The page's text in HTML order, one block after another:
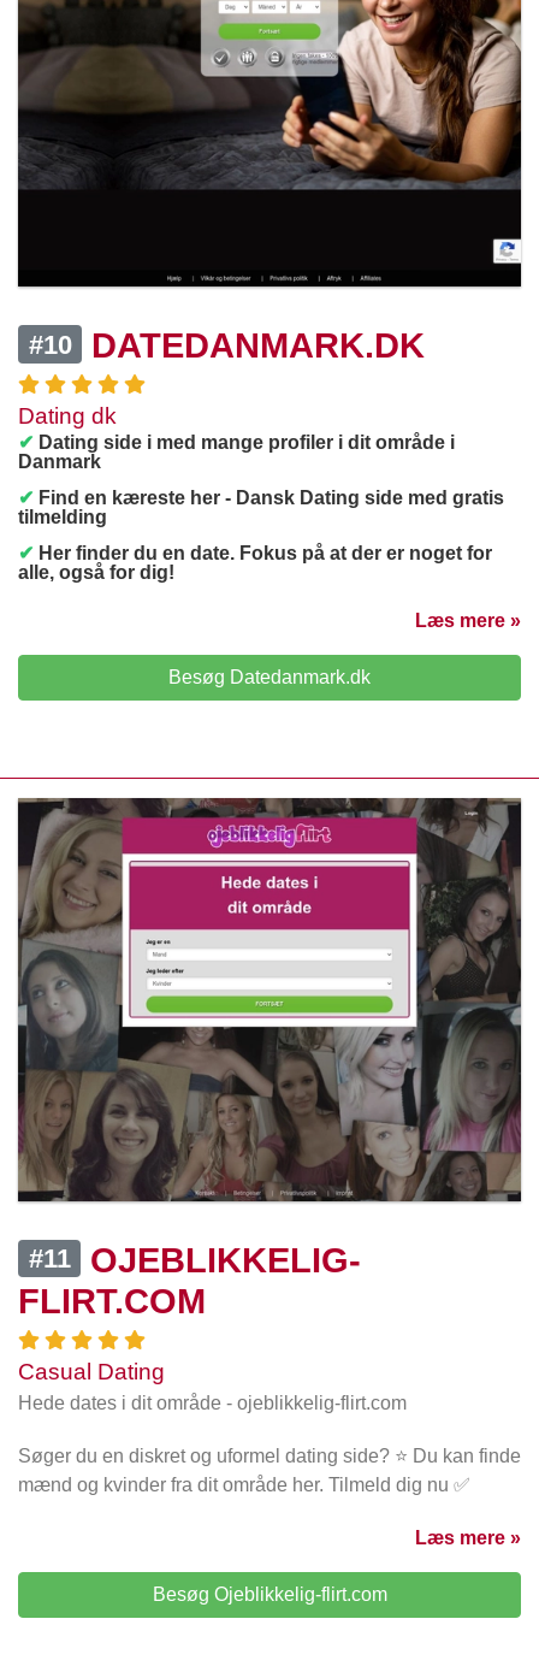
#10 DATEDANMARK.DK
Dating dk
✔ Dating side i med mange profiler i dit område i
Danmark
✔ Find en kæreste her - Dansk Dating side med gratis
tilmelding
✔ Her finder du en date. Fokus på at der er noget for
alle, også for dig!
Læs mere »
Besøg Datedanmark.dk
#11
OJEBLIKKELIG-
FLIRT.COM
Casual Dating
Hede dates i dit område - ojeblikkelig-flirt.com
Søger du en diskret og uformel dating side? ⭐ Du kan finde
mænd og kvinder fra dit område her. Tilmeld dig nu ✅
Læs mere »
Besøg Ojeblikkelig-flirt.com